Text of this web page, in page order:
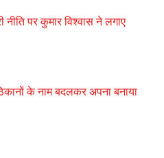
पर कुमार विश्वास ने लगाए
के नाम बदलकर अपना बनाया